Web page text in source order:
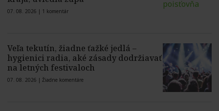
07. 08. 2026 | 1 komentár
Veľa tekutín, žiadne ťažké jedlá –
hygienici radia, aké zásady dodržiavať
na letných festivaloch
07. 08. 2026 | Žiadne komentáre